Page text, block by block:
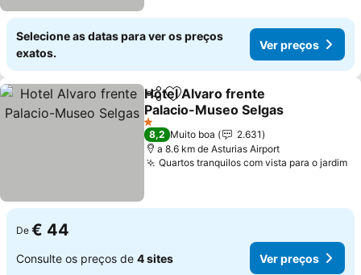
Selecione as datas para ver os preços
exatos.
Ver preços
PartilharAdicionar aos favoritos
Hotel Alvaro frente
Palacio-Museo Selgas
Ver preços
1 Estrelas
8,2 Muito boa
2.631
a 8.6 km de Asturias Airport
Quartos tranquilos com vista para o jardim
De € 44
Consulte os preços de 4 sites Ver preços